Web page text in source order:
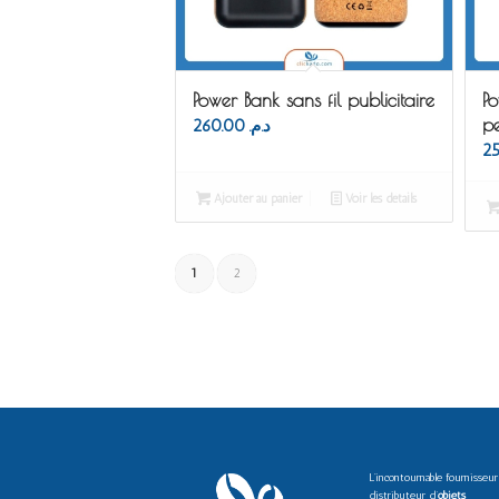
Power Bank sans fil publicitaire
د.م. 260.00
Ajouter au panier Voir les détails
1 2
L’incontournable
distributeur d’objets